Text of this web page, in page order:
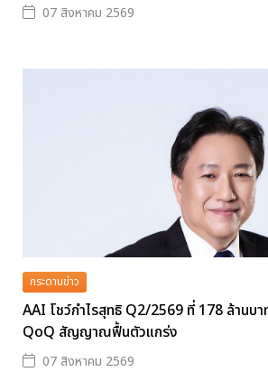
07 สิงหาคม 2569
กระดานข่าว
AAI โชว์กำไรสุทธิ Q2/2569 ที่ 178 ล้านบ
QoQ สัญญาณฟื้นตัวแกร่ง
07 สิงหาคม 2569